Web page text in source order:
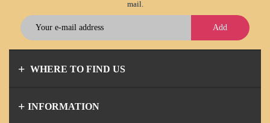
mail.
Add
WHERE TO FIND US
INFORMATION